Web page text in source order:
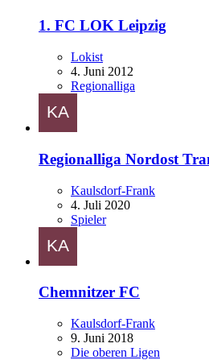
1. FC LOK Leipzig
Lokist
4. Juni 2012
Regionalliga
Regionalliga Nordost
Kaulsdorf-Frank
4. Juli 2020
Spieler
Chemnitzer FC
Kaulsdorf-Frank
9. Juni 2018
Die oberen Ligen